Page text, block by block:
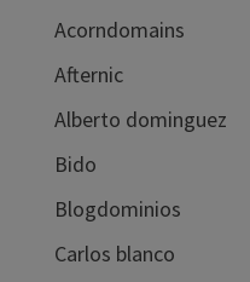
Acorndomains
Afternic
Alberto dominguez
Bido
Blogdominios
Carlos blanco